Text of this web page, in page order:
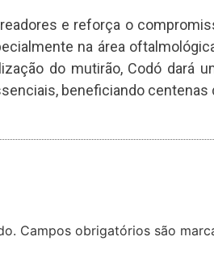
e reforça o
na área
do mutirão, Codó dará
beneficiando centenas
Campos obrigatórios são